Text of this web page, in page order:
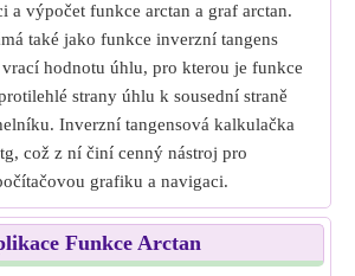
a výpočet funkce arctan a graf arctan.
také jako funkce inverzní tangens
vrací hodnotu úhlu, pro kterou je funkce
strany úhlu k sousední straně
Inverzní tangensová kalkulačka
což z ní činí cenný nástroj pro
grafiku a navigaci.
Funkce Arctan